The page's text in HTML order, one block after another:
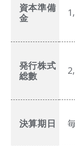
資本準備
金
発行株式
総數
決算期日